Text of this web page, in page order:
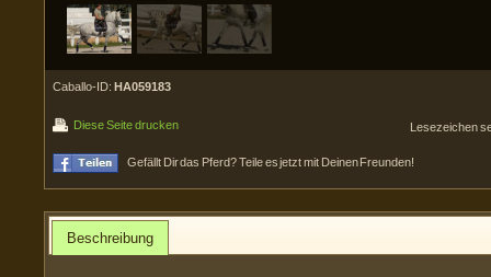
Caballo-ID: HA059183
Diese Seite drucken Lesezeichen
Gefällt Dir das Pferd? Teile es jetzt mit Deinen Freunden!
Beschreibung